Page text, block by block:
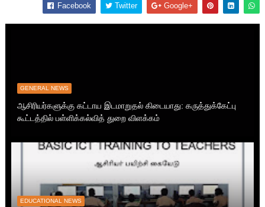
Facebook Twitter Google+
GENERAL NEWS
ஆசிரியர்களுக்கு கட்டாய இடமாறுதல் கிடையாது: கருத்துக்கேட்பு
கூட்டத்தில் பள்ளிக்கல்வித் துறை விளக்கம்
EDUCATIONAL NEWS